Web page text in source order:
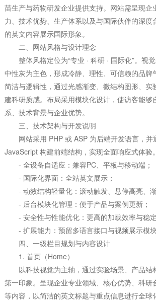
苗生产与药物研发企业提供支持。网站需呈现企
力、技术优势、生产体系以及与国际伙伴的深度
的英文内容展示国际形象。
二、网站风格与设计理念
整体风格定位为“专业 · 科研 · 国际化”。视
中性灰为主色，形成冷静、理性、可信赖的品牌
简洁与逻辑性，通过光感渐变、微结构图形、实
建科研质感。布局采用模块化设计，使访客能够
系、技术背景与企业优势。
三、技术架构与开发说明
网站采用 PHP 或 ASP 为后端开发语言，并
JavaScript 构建前端结构，实现全面响应式体验。
- 全设备自适应：兼容PC、平板与移动端；
- 国际化界面：全站英文展示；
- 动效结构轻量化：滚动触发、悬停高亮、渐
- 后台模块化管理：便于产品与案例更新；
- 安全性与性能优化：更高的加载效率与稳定
- 扩展能力：预留多语言接口与视频展示模块
四、一级栏目规划与内容设计
1. 首页（Home）
以科技视觉为主轴，通过实验场景、产品结
第一印象。呈现企业专业领域、核心优势、科研
等内容，以简洁的英文标题与重点信息进行全球